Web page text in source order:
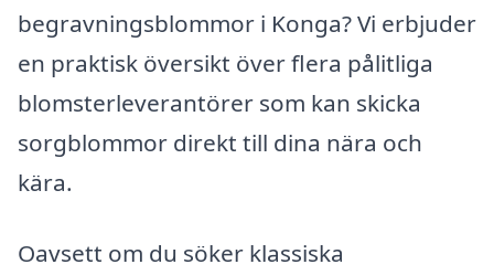
begravningsblommor i Konga? Vi erbjuder
en praktisk översikt över flera pålitliga
blomsterleverantörer som kan skicka
sorgblommor direkt till dina nära och
kära.
Oavsett om du söker klassiska